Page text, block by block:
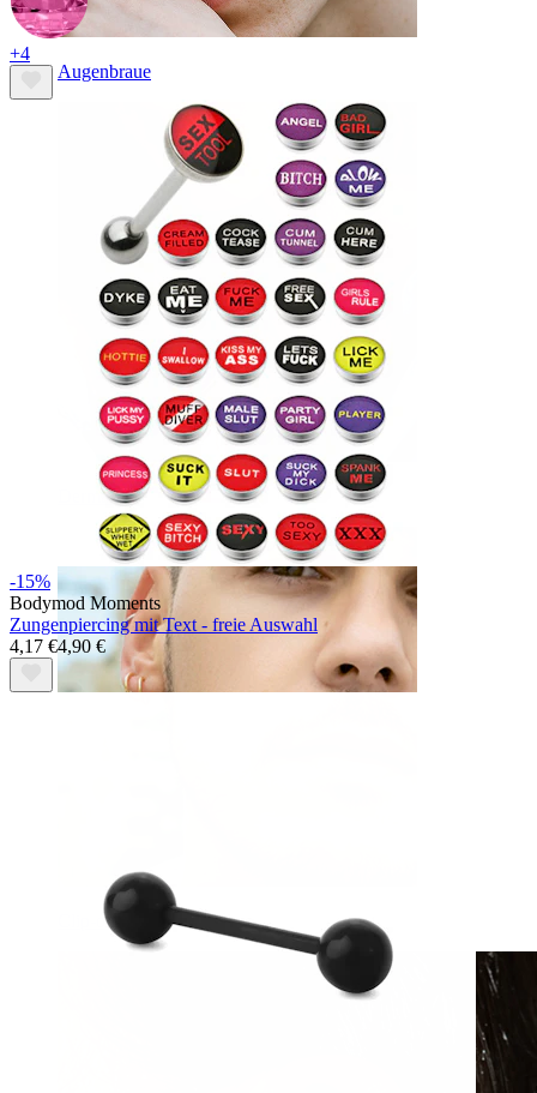
Augenbraue
Dermal
Clip-on
+4
-15%
Bodymod Moments
Zungenpiercing mit Text - freie Auswahl
4,17 €4,90 €